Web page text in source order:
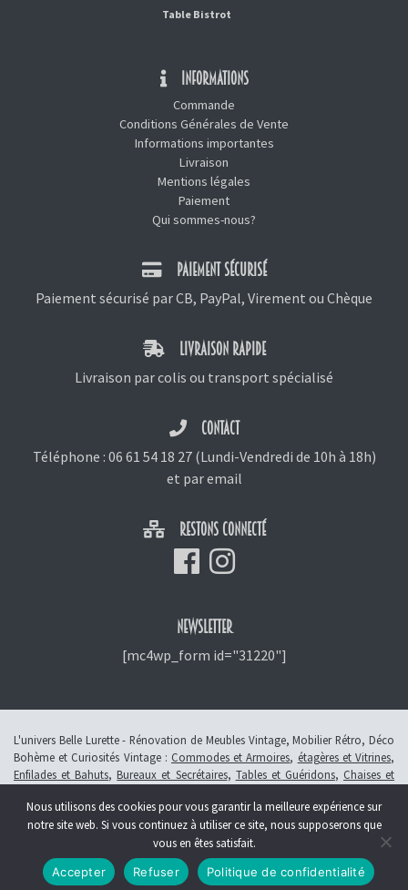
Table Bistrot
INFORMATIONS
Commande
Conditions Générales de Vente
Informations importantes
Livraison
Mentions légales
Paiement
Qui sommes-nous?
PAIEMENT SÉCURISÉ
Paiement sécurisé par CB, PayPal, Virement ou Chèque
LIVRAISON RAPIDE
Livraison par colis ou transport spécialisé
CONTACT
Téléphone : 06 61 54 18 27(Lundi-Vendredi de 10h à 18h)
et par email
RESTONS CONNECTÉ
NEWSLETTER
[mc4wp_form id="31220"]
L'univers Belle Lurette - Rénovation de Meubles Vintage, Mobilier Rétro, Déco
Bohème et Curiosités Vintage : Commodes et Armoires, étagères et Vitrines,
Enfilades et Bahuts,Bureaux et Secrétaires, Tables et Guéridons, Chaises et
© 2013 - 2026 L'atelier Belle Lurette - Rénovation de meubles vintage, en
Alsace à Colmar -Révoquer le consentement
Création :Symbioseo
Nous utilisons des cookies pour vous garantir la meilleure expérience sur
notre site web. Si vous continuez à utiliser ce site, nous supposerons que
vous en êtes satisfait.
Accepter Refuser Politique de confidentialité